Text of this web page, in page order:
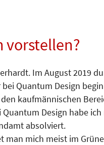
vorstellen?
Im August 2019
Quantum Design
kaufmännischen
Design habe
absolviert.
man mich meist im